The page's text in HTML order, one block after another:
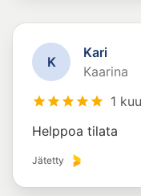
K
Kari
Kaarina
1
Helppoa tilata
Jätetty